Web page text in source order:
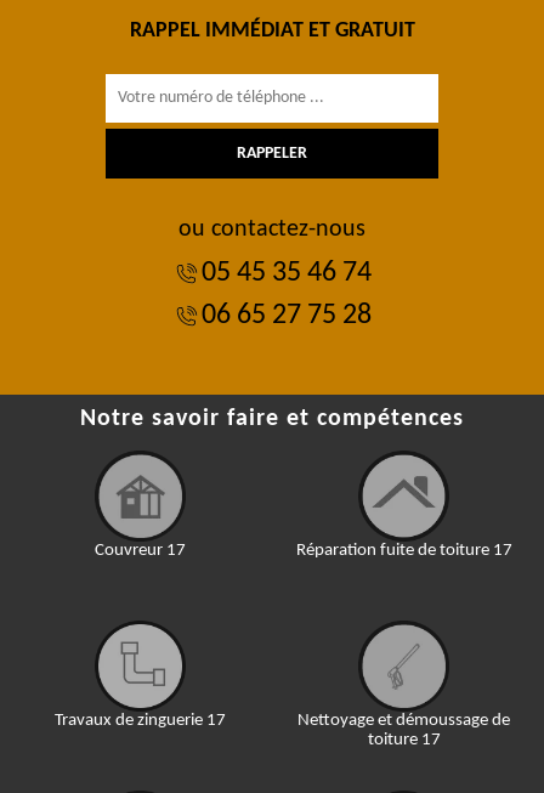
RAPPEL IMMÉDIAT ET GRATUIT
ou contactez-nous
05 45 35 46 74
06 65 27 75 28
Notre savoir faire et compétences
Couvreur 17
Travaux de zinguerie 17
Réparation fuite de toiture 17
Nettoyage et démoussage de
toiture 17